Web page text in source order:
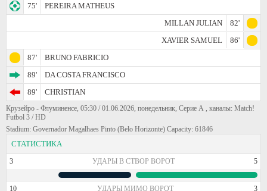
75'
PEREIRA MATHEUS
MILLAN JULIAN
82'
XAVIER SAMUEL
86'
87'
BRUNO FABRICIO
89'
DA COSTA FRANCISCO
89'
CHRISTIAN
Крузейро - Флуминенсе, 05:30 / 01.06.2026, понедельник, Серие А , каналы: Match!
Futbol 3 / HD
Stadium: Governador Magalhaes Pinto (Belo Horizonte) Capacity: 61846
СТАТИСТИКА
3 УДАРЫ В СТВОР ВОРОТ 5
10 УДАРЫ МИМО ВОРОТ 3